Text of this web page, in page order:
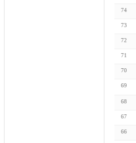
74
73
72
71
70
69
68
67
66